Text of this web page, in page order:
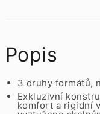
Popis
3 druhy formátů,
Exkluzivní
komfort a rigidní